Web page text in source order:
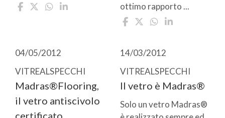
ottimo rapporto ...
04/05/2012
VITREALSPECCHI
Madras®Flooring,
il vetro antiscivolo
14/03/2012
VITREALSPECCHI
Il vetro è Madras®
Solo un vetro Madras®